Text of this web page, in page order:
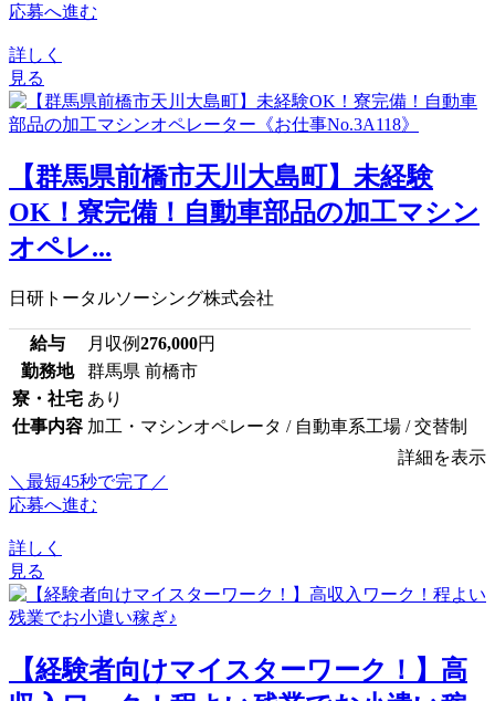
応募へ進む
詳しく
見る
【群馬県前橋市天川大島町】未経験
OK！寮完備！自動車部品の加工マシン
オペレ...
日研トータルソーシング株式会社
給与 月収例276,000円
勤務地
群馬県 前橋市
寮・社宅 あり
仕事内容 加工・マシンオペレータ / 自動車系工場 / 交替制
詳細を表示
＼最短45秒で完了／
応募へ進む
詳しく
見る
【経験者向けマイスターワーク！】高